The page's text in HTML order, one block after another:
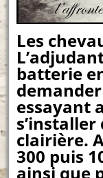
Les
batterie
essayant
clairière.
300 puis
ainsi que